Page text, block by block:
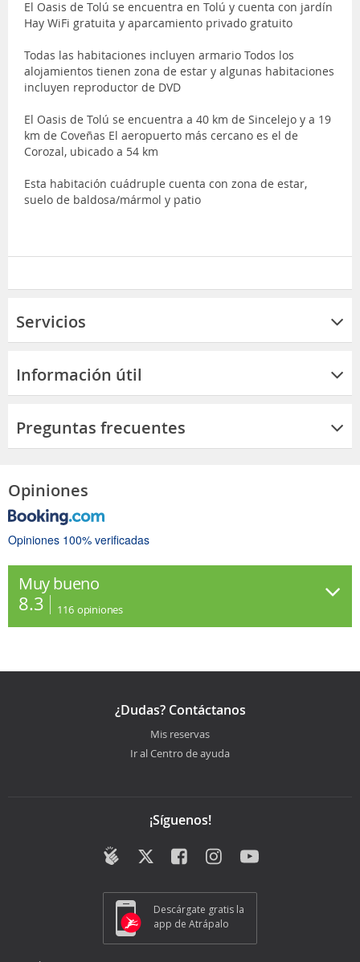
El Oasis de Tolú se encuentra en Tolú y cuenta con jardín
Hay WiFi gratuita y aparcamiento privado gratuito
Todas las habitaciones incluyen armario Todos los
alojamientos tienen zona de estar y algunas habitaciones
incluyen reproductor de DVD
El Oasis de Tolú se encuentra a 40 km de Sincelejo y a 19
km de Coveñas El aeropuerto más cercano es el de
Corozal, ubicado a 54 km
Esta habitación cuádruple cuenta con zona de estar,
suelo de baldosa/mármol y patio
Servicios
Información útil
Preguntas frecuentes
Opiniones
Opiniones 100% verificadas
Muy bueno
8.3 116 opiniones
¿Dudas? Contáctanos
Mis reservas
Ir al Centro de ayuda
¡Síguenos!
Descárgate gratis la
app de Atrápalo